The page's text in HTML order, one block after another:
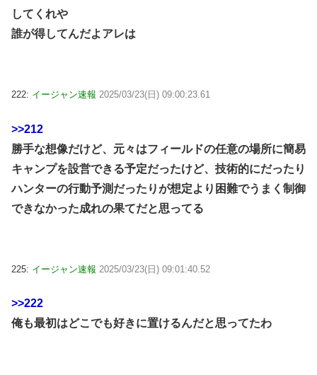
してくれや
誰が得してんだよアレは
222: イージャン速報 2025/03/23(日) 09:00:23.61
>>212
勝手な想像だけど、元々はフィールドの任意の場所に簡易
キャンプを設営できる予定だったけど、技術的にだったり
ハンターの行動予測だったりが想定より困難でうまく制御
できなかった成れの果てだと思ってる
225: イージャン速報 2025/03/23(日) 09:01:40.52
>>222
俺も最初はどこでも好きに置けるんだと思ってたわ